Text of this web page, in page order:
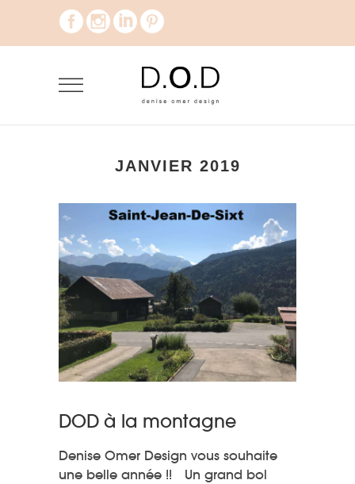
JANVIER 2019
DOD à la montagne
Denise Omer Design vous souhaite
une belle année !! Un grand bol